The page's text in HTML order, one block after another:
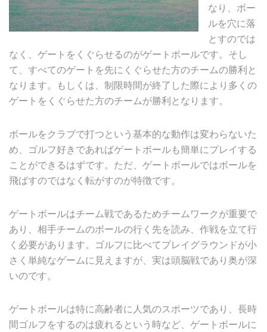
なり、ボー
ルを穴に落
とすのでは
なく、ゲートをくぐらせるのがゲートボールです。そし
て、すべてのゲートを先にくぐらせた方のチームの勝利と
なります。もしくは、制限時間が終了した際により多くの
ゲートをくぐらせた方のチームが勝利となります。
ボールをクラブで打つという基本的な動作は変わらないた
め、ゴルフ好きであればゲートボールも簡単にプレイする
ことができるはずです。ただ、ゲートボールではボールを
飛ばすのではなく転がすのが特徴です。
ゲートボールはチーム戦であるためチームワークが重要で
あり、相手チームのボールの行く先を読み、作戦を立て行
く必要があります。ゴルフに比べてプレイグラウンドが小
さく単純なゲームに見えますが、実は頭脳戦であり奥が深
いのです。
ゲートボールは特に高齢者に人気のスポーツであり、長時
間ゴルフをするのは疲れるという時など、ゲートボールに